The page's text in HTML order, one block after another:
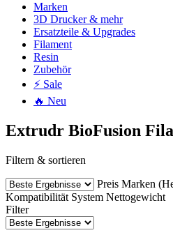
Marken
3D Drucker & mehr
Ersatzteile & Upgrades
Filament
Resin
Zubehör
⚡ Sale
🔥 Neu
Extrudr BioFusion
Filtern & sortieren
Preis Marken
Kompatibilität System Nettogewicht
Filter